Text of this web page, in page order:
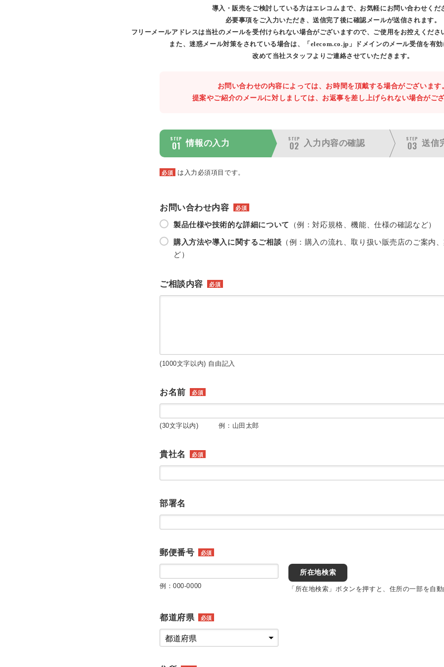
導入・販売をご検討している方はエレコムまで、お気軽にお問い合わせくだ
必要事項をご入力いただき、送信完了後に確認メールが送信されます。
フリーメールアドレスは当社のメールを受付けられない場合がございますので、ご使用をお控えくださ
また、迷惑メール対策をされている場合は、「elecom.co.jp」ドメインのメール受信を有効
改めて当社スタッフよりご連絡させていただきます。
お問い合わせの内容によっては、お時間を頂戴する場合がございます
提案やご紹介のメールに対しましては、お返事を差し上げられない場合がござ
STEP
01 情報の入力
STEP
02 入力内容の確認
STEP
03 送信
必須 は入力必須項目です。
お問い合わせ内容 必須
製品仕様や技術的な詳細について （例：対応規格、機能、仕様の確認など）
購入方法や導入に関するご相談 （例：購入の流れ、取り扱い販売店のご案内
ど）
ご相談内容 必須
(1000文字以内) 自由記入
お名前 必須
(30文字以内) 例：山田太郎
貴社名 必須
部署名
郵便番号 必須
例：000-0000
所在地検索
「所在地検索」ボタンを押すと、住所の一部を自動
都道府県 必須